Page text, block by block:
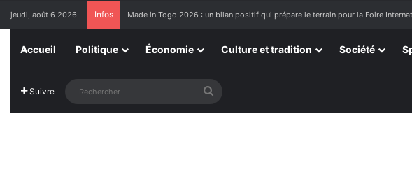
jeudi, août 6 2026 Infos Made in Togo 2026 : un bilan positif qui prépare le terrain pour la Foire
Accueil Politique Économie Culture et tradition Société
Suivre